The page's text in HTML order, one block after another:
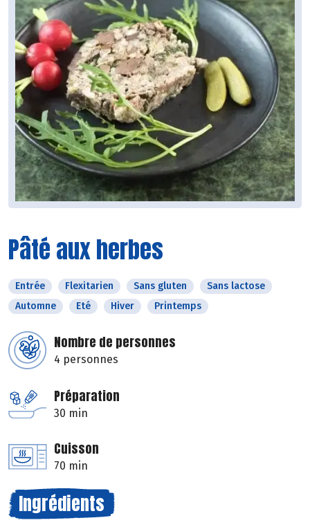
Pâté aux herbes
Entrée Flexitarien Sans gluten
Sans lactose
Automne
Eté Hiver Printemps
Nombre de personnes
4 personnes
Préparation
30 min
Cuisson
70 min
Ingrédients